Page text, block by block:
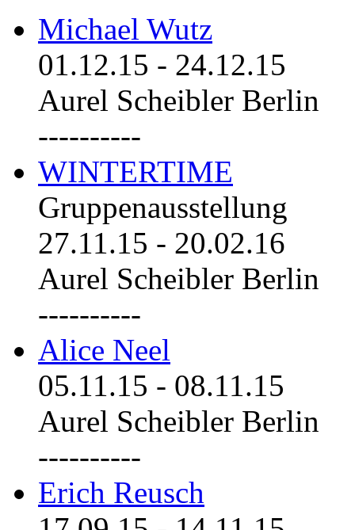
Michael Wutz
01.12.15 - 24.12.15
Aurel Scheibler Berlin
----------
WINTERTIME
Gruppenausstellung
27.11.15 - 20.02.16
Aurel Scheibler Berlin
----------
Alice Neel
05.11.15 - 08.11.15
Aurel Scheibler Berlin
----------
Erich Reusch